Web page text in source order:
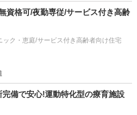
資格可/夜勤専従/サービス付き高齢
ック・恵庭/サービス付き高齢者向け住宅
完備で安心!運動特化型の療育施設